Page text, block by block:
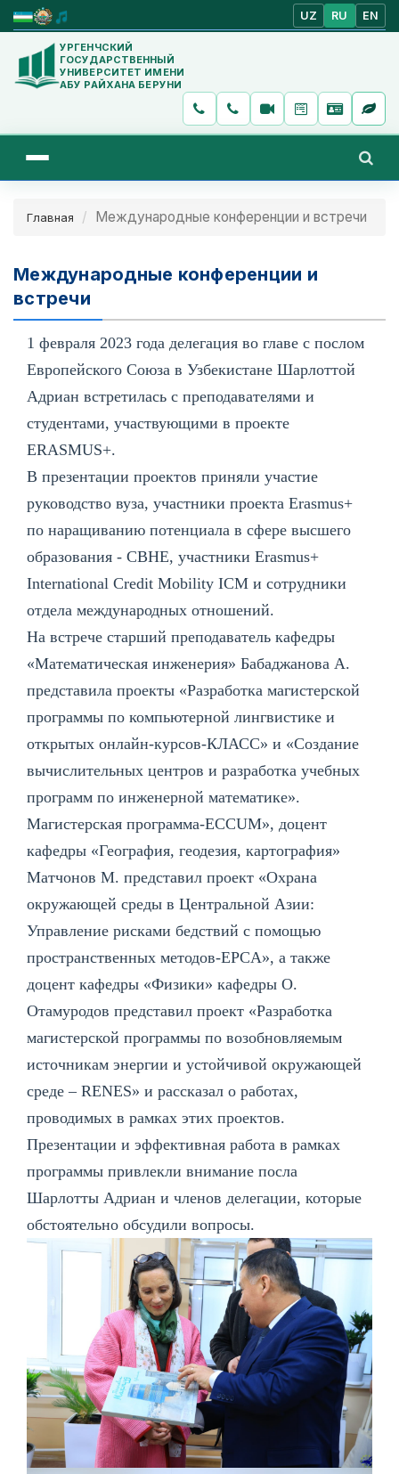
UZ RU EN
УРГЕНЧСКИЙ
ГОСУДАРСТВЕННЫЙ
УНИВЕРСИТЕТ ИМЕНИ
АБУ РАЙХАНА БЕРУНИ
Главная Международные конференции и встречи
Международные конференции и
встречи
1 февраля 2023 года делегация во главе с послом
Европейского Союза в Узбекистане Шарлоттой
Адриан встретилась с преподавателями и
студентами, участвующими в проекте
ERASMUS+.
В презентации проектов приняли участие
руководство вуза, участники проекта Erasmus+
по наращиванию потенциала в сфере высшего
образования - CBHE, участники Erasmus+
International Credit Mobility ICM и сотрудники
отдела международных отношений.
На встрече старший преподаватель кафедры
«Математическая инженерия» Бабаджанова А.
представила проекты «Разработка магистерской
программы по компьютерной лингвистике и
открытых онлайн-курсов-КЛАСС» и «Создание
вычислительных центров и разработка учебных
программ по инженерной математике».
Магистерская программа-ECCUM», доцент
кафедры «География, геодезия, картография»
Матчонов М. представил проект «Охрана
окружающей среды в Центральной Азии:
Управление рисками бедствий с помощью
пространственных методов-EPCA», а также
доцент кафедры «Физики» кафедры О.
Отамуродов представил проект «Разработка
магистерской программы по возобновляемым
источникам энергии и устойчивой окружающей
среде – RENES» и рассказал о работах,
проводимых в рамках этих проектов.
Презентации и эффективная работа в рамках
программы привлекли внимание посла
Шарлотты Адриан и членов делегации, которые
обстоятельно обсудили вопросы.